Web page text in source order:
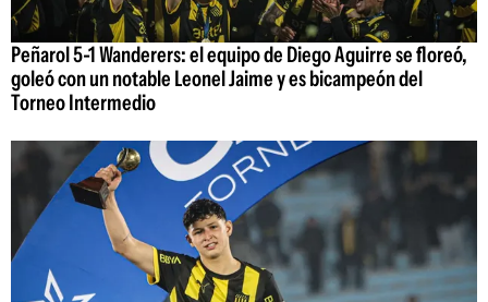
Peñarol 5-1 Wanderers: el equipo de Diego Aguirre se floreó,
goleó con un notable Leonel Jaime y es bicampeón del
Torneo Intermedio